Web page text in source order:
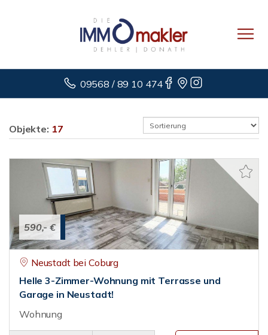
09568 / 89 10 474
Objekte: 17
590,- €
Neustadt bei Coburg
Helle 3-Zimmer-Wohnung mit Terrasse und
Garage in Neustadt!
Wohnung